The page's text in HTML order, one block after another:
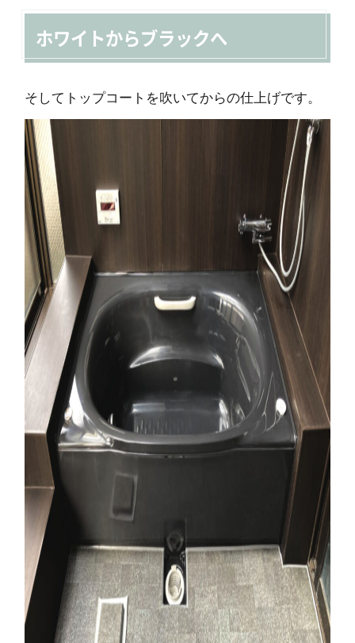
ホワイトからブラックへ
そしてトップコートを吹いてからの仕上げです。